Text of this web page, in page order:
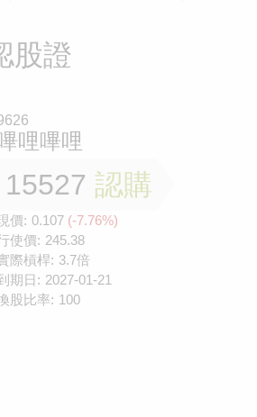
股證
哩嗶哩
15527 認購
價: 0.107 (-7.76%)
使價: 245.38
際槓桿: 3.7倍
期日: 2027-01-21
股比率: 100